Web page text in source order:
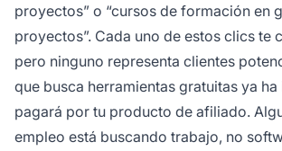
proyectos” o “cursos de formación en
proyectos”. Cada uno de estos clics te
pero ninguno representa clientes
que busca herramientas gratuitas ya
pagará por tu producto de afiliado.
empleo está buscando trabajo, no